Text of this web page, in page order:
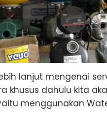
lanjut mengenai
khusus dahulu kita
menggunakan